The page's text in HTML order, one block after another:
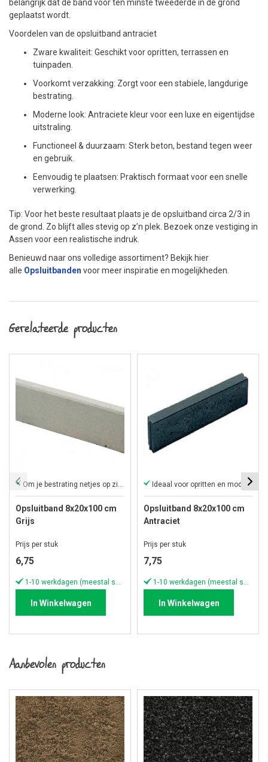
belangrijk dat de band voor ten minste tweederde in de grond
geplaatst wordt.
Voordelen van de opsluitband antraciet
Zware kwaliteit: Geschikt voor opritten, terrassen en
tuinpaden.
Voorkomt verzakking: Zorgt voor een stabiele, langdurige
bestrating.
Moderne look: Antraciete kleur voor een luxe en eigentijdse
uitstraling.
Functioneel & duurzaam: Sterk beton, bestand tegen weer
en gebruik.
Eenvoudig te plaatsen: Praktisch formaat voor een snelle
verwerking.
Tip: Voor het beste resultaat plaats je de opsluitband circa 2/3 in
de grond. Zo blijft alles stevig op z’n plek. Bezoek onze vestiging in
Assen voor een realistische indruk.
Benieuwd naar ons volledige assortiment? Bekijk hier
alle Opsluitbanden voor meer inspiratie en mogelijkheden.
Gerelateerde producten
Om je bestrating netjes op zijn plek te houden
Opsluitband 8x20x100 cm
Grijs
Prijs per stuk
6,75
In Winkelwagen
Ideaal voor opritten en moderne tuinen
Opsluitband 8x20x100 cm
Antraciet
Prijs per stuk
7,75
In Winkelwagen
Aanbevolen producten